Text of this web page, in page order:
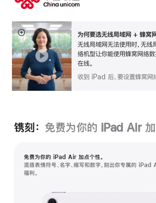
为何要选无线局域网 + 蜂窝
无线局域网无法使用时，无
络机型让你能使用蜂窝网络
在线。
收到 iPad 后，要设置蜂窝网
展
开
镌刻： 免费为你的 iPad Air 加⁠
免费为你的 iPad Air 加⁠点个性。
混搭表情符号、名字、缩写和数字，刻出你专属的
福利。